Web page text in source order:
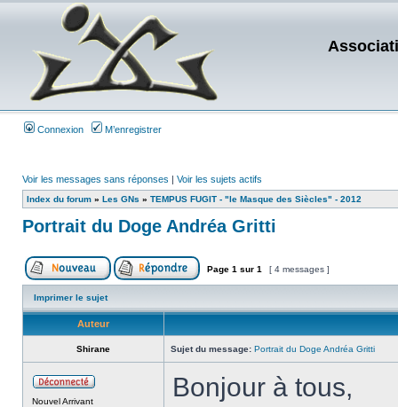
Connexion M’enregistrer
Voir les messages sans réponses | Voir les sujets actifs
Index du forum » Les GNs » TEMPUS FUGIT - "le Masque des Siècles" - 2012
Portrait du Doge Andréa Gritti
Page 1 sur 1 [ 4 messages ]
Imprimer le sujet
Auteur
Shirane Sujet du message: Portrait du Doge Andréa Gritti
Nouvel Arrivant Bonjour à tous,